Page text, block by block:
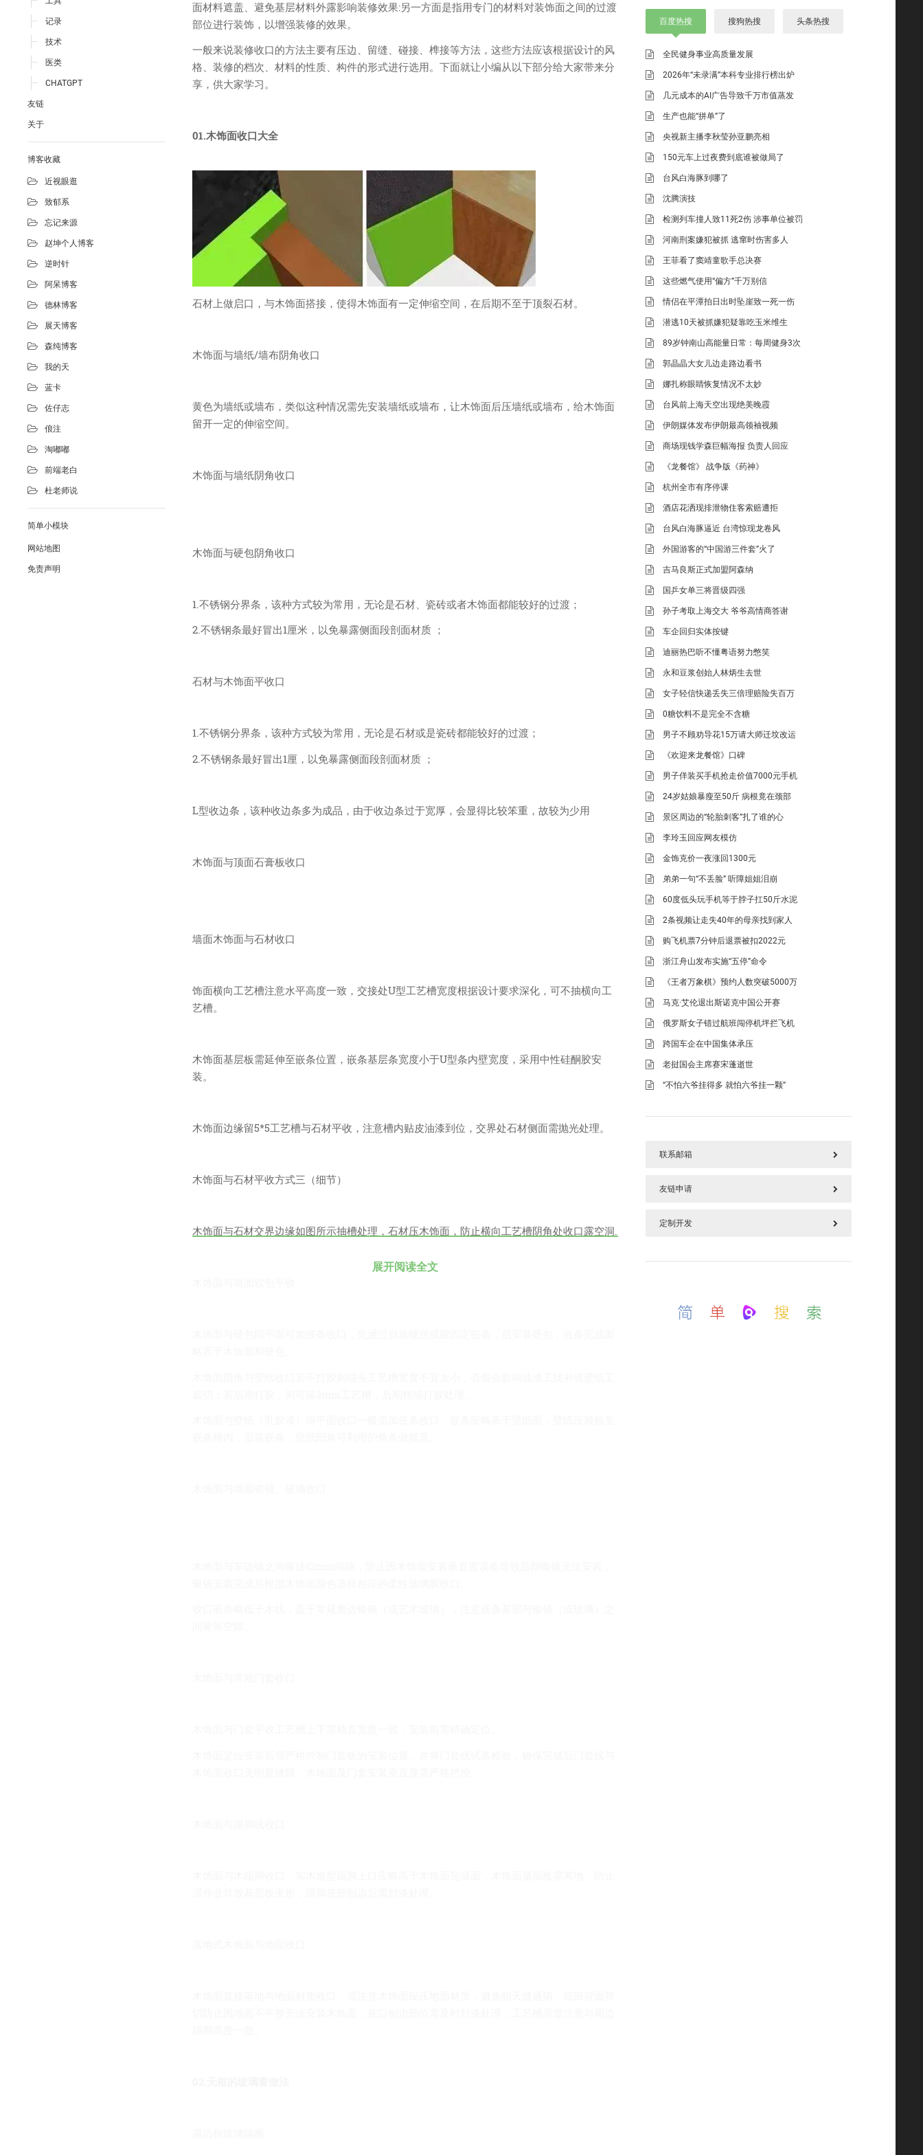
记录
技术
医类
CHATGPT
友链
关于
博客收藏
近视眼逛
致郁系
忘记来源
赵坤个人博客
逆时针
阿呆博客
德林博客
展天博客
森纯博客
我的天
蓝卡
佐仔志
俍注
淘嘟嘟
前端老白
杜老师说
简单小模块
网站地图
免责声明
面材料遮盖、避免基层材料外露影响装修效果:另一方面是指用专门的材料对装饰面之间的过渡
部位进行装饰，以增强装修的效果。
一般来说装修收口的方法主要有压边、留缝、碰接、榫接等方法，这些方法应该根据设计的风
格、装修的档次、材料的性质、构件的形式进行选用。下面就让小编从以下部分给大家带来分
享，供大家学习。
01.木饰面收口大全
石材上做启口，与木饰面搭接，使得木饰面有一定伸缩空间，在后期不至于顶裂石材。
木饰面与墙纸/墙布阴角收口
黄色为墙纸或墙布，类似这种情况需先安装墙纸或墙布，让木饰面后压墙纸或墙布，给木饰面
留开一定的伸缩空间。
木饰面与墙纸阴角收口
木饰面与硬包阴角收口
1.不锈钢分界条，该种方式较为常用，无论是石材、瓷砖或者木饰面都能较好的过渡；
2.不锈钢条最好冒出1厘米，以免暴露侧面段剖面材质 ；
石材与木饰面平收口
1.不锈钢分界条，该种方式较为常用，无论是石材或是瓷砖都能较好的过渡；
2.不锈钢条最好冒出1厘，以免暴露侧面段剖面材质 ；
L型收边条，该种收边条多为成品，由于收边条过于宽厚，会显得比较笨重，故较为少用
木饰面与顶面石膏板收口
墙面木饰面与石材收口
饰面横向工艺槽注意水平高度一致，交接处U型工艺槽宽度根据设计要求深化，可不抽横向工
艺槽。
木饰面基层板需延伸至嵌条位置，嵌条基层条宽度小于U型条内壁宽度，采用中性硅酮胶安
装。
木饰面边缘留5*5工艺槽与石材平收，注意槽内贴皮油漆到位，交界处石材侧面需抛光处理。
木饰面与石材平收方式三（细节）
木饰面与石材交界边缘如图所示抽槽处理，石材压木饰面，防止横向工艺槽阴角处收口露空洞.
展开阅读全文
百度热搜 搜狗热搜 头条热搜
全民健身事业高质量发展
2026年“未录满”本科专业排行榜出炉
几元成本的AI广告导致千万市值蒸发
生产也能“拼单”了
央视新主播李秋莹孙亚鹏亮相
150元车上过夜费到底谁被做局了
台风白海豚到哪了
沈腾演技
检测列车撞人致11死2伤 涉事单位被罚
河南刑案嫌犯被抓 逃窜时伤害多人
王菲看了窦靖童歌手总决赛
这些燃气使用“偏方”千万别信
情侣在平潭拍日出时坠崖致一死一伤
潜逃10天被抓嫌犯疑靠吃玉米维生
89岁钟南山高能量日常：每周健身3次
郭晶晶大女儿边走路边看书
娜扎称眼睛恢复情况不太妙
台风前上海天空出现绝美晚霞
伊朗媒体发布伊朗最高领袖视频
商场现钱学森巨幅海报 负责人回应
《龙餐馆》 战争版《药神》
杭州全市有序停课
酒店花洒现排泄物住客索赔遭拒
台风白海豚逼近 台湾惊现龙卷风
外国游客的“中国游三件套”火了
吉马良斯正式加盟阿森纳
国乒女单三将晋级四强
孙子考取上海交大 爷爷高情商答谢
车企回归实体按键
迪丽热巴听不懂粤语努力憋笑
永和豆浆创始人林炳生去世
女子轻信快递丢失三倍理赔险失百万
0糖饮料不是完全不含糖
男子不顾劝导花15万请大师迁坟改运
《欢迎来龙餐馆》口碑
男子佯装买手机抢走价值7000元手机
24岁姑娘暴瘦至50斤 病根竟在颈部
景区周边的“轮胎刺客”扎了谁的心
李玲玉回应网友模仿
金饰克价一夜涨回1300元
弟弟一句“不丢脸” 听障姐姐泪崩
60度低头玩手机等于脖子扛50斤水泥
2条视频让走失40年的母亲找到家人
购飞机票7分钟后退票被扣2022元
浙江舟山发布实施“五停”命令
《王者万象棋》预约人数突破5000万
马克·艾伦退出斯诺克中国公开赛
俄罗斯女子错过航班闯停机坪拦飞机
跨国车企在中国集体承压
老挝国会主席赛宋蓬逝世
“不怕六爷挂得多 就怕六爷挂一颗”
联系邮箱
577125669@qq.com
友链申请
请加好本站链接后，把您链接发上面邮箱
定制开发
如需定制开发，加上面QQ(QQ邮箱)